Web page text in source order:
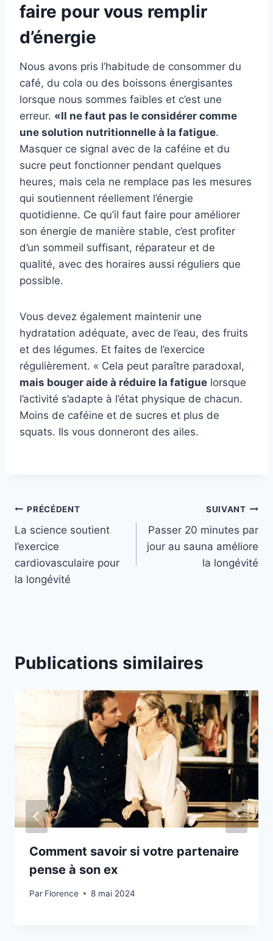
faire pour vous remplir
d’énergie
Nous avons pris l’habitude de consommer du
café, du cola ou des boissons énergisantes
lorsque nous sommes faibles et c’est une
erreur. «Il ne faut pas le considérer comme
une solution nutritionnelle à la fatigue.
Masquer ce signal avec de la caféine et du
sucre peut fonctionner pendant quelques
heures, mais cela ne remplace pas les mesures
qui soutiennent réellement l’énergie
quotidienne. Ce qu’il faut faire pour améliorer
son énergie de manière stable, c’est profiter
d’un sommeil suffisant, réparateur et de
qualité, avec des horaires aussi réguliers que
possible.
Vous devez également maintenir une
hydratation adéquate, avec de l’eau, des fruits
et des légumes. Et faites de l’exercice
régulièrement. « Cela peut paraître paradoxal,
mais bouger aide à réduire la fatigue lorsque
l’activité s’adapte à l’état physique de chacun.
Moins de caféine et de sucres et plus de
squats. Ils vous donneront des ailes.
Navigation
de
l’article
PRÉCÉDENT
La science soutient
l’exercice
cardiovasculaire pour
la longévité
SUIVANT
Passer 20 minutes par
jour au sauna améliore
la longévité
Publications similaires
Comment savoir si votre partenaire
pense à son ex
Par Florence 8 mai 2024